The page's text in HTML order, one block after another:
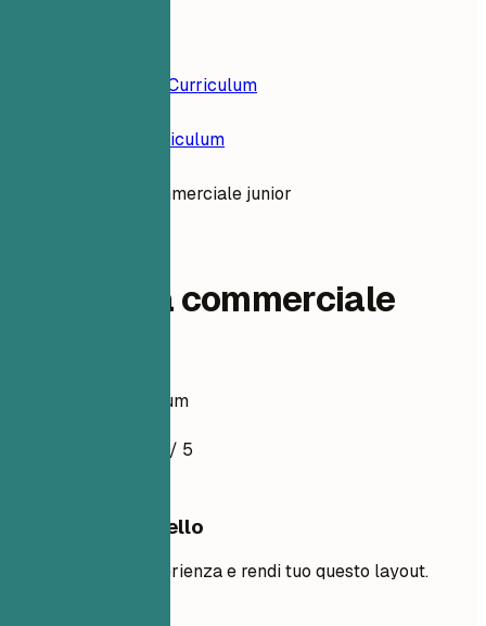
Costruttore di Curriculum
Esempi di Curriculum
Ingegnera commerciale junior
Ingegnera commerciale
Esempio di curriculum
/ 5
Usa questo modello
Aggiungi la tua esperienza e rendi tuo questo layout.